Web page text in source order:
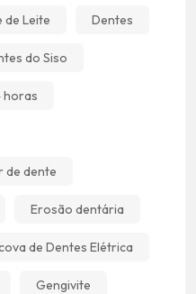
de Leite Dentes
do Siso
horas
de dente
Erosão dentária
de Dentes Elétrica
Gengivite